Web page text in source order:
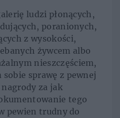
ludzi płonących,
poranionych,
z wysokości,
żywcem albo
nieszczęściem,
sobie sprawę z pewnej
za jak
tego
pewien trudny do